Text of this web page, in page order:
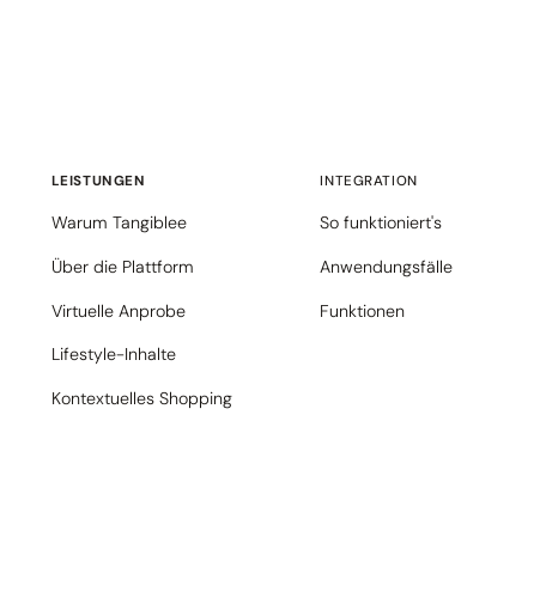
LEISTUNGEN
Warum Tangiblee
Über die Plattform
Virtuelle Anprobe
Lifestyle-Inhalte
Kontextuelles Shopping
INTEGRATION
So funktioniert's
Anwendungsfälle
Funktionen